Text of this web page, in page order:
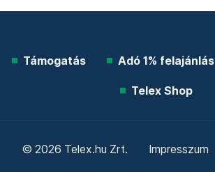
Támogatás Adó 1% felajánlás
Telex Shop
© 2026 Telex.hu Zrt. Impresszum